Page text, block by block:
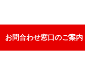
お問合わせ窓口のご案内